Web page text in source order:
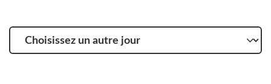
Choisissez